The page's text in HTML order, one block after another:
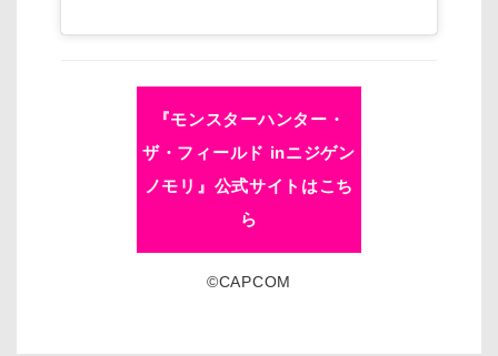
『モンスターハンター・
ザ・フィールド inニジゲン
ノモリ』公式サイトはこち
ら
©CAPCOM